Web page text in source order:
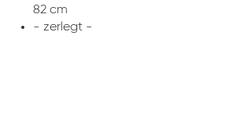
82 cm
- zerlegt -